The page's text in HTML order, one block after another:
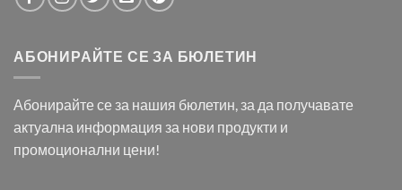
АБОНИРАЙТЕ СЕ ЗА БЮЛЕТИН
Абонирайте се за нашия бюлетин, за да получавате
актуална информация за нови продукти и
промоционални цени!